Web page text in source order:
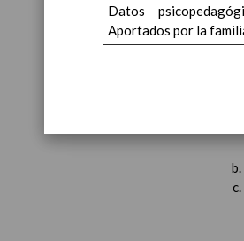
Datos
Aportados por la